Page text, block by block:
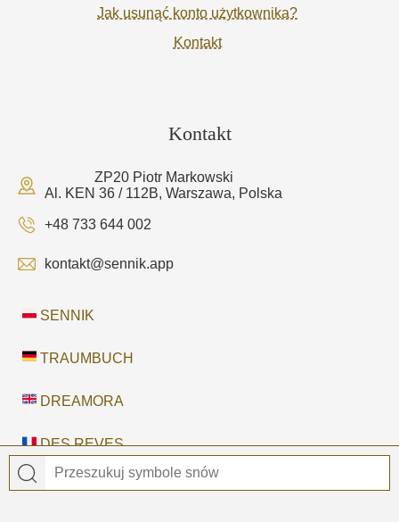
Jak usunąć konto użytkownika?
Kontakt
Kontakt
ZP20 Piotr Markowski
Al. KEN 36 / 112B, Warszawa, Polska
+48 733 644 002
kontakt@sennik.app
SENNIK
TRAUMBUCH
DREAMORA
DES REVES
MI SUENO